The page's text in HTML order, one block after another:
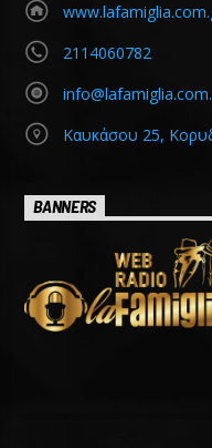
2114060782
Καυκάσου 25,
BANNERS